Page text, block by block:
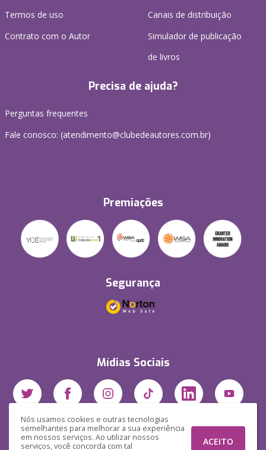
Nós usamos cookies e outras tecnologias
semelhantes para melhorar a sua experiência
em nossos serviços. Ao utilizar nossos
serviços, você concorda com tal
ACEITO
Termos de uso
Contrato com o Autor
Canais de distribuição
Simulador de publicação
de livros
Precisa de ajuda?
Perguntas frequentes
Fale conosco: (atendimento@clubedeautores.com.br)
Premiações
Segurança
Mídias Sociais